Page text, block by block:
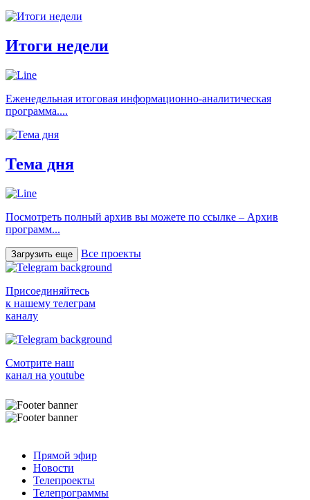
Итоги недели
Еженедельная итоговая информационно-аналитическая
программа....
Тема дня
Посмотреть полный архив вы можете по ссылке – Архив
программ...
Загрузить еще Все проекты
Присоединяйтесь
к нашему телеграм
каналу
Смотрите наш
канал на youtube
Прямой эфир
Новости
Телепроекты
Телепрограммы